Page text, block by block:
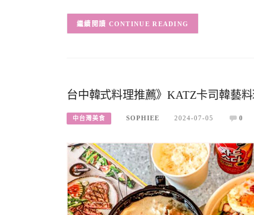
CONTINUE READING
台中韓式料理推薦》KATZ卡司韓藝
中台灣美食 SOPHIEE 2024-07-05 0